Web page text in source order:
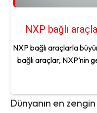
NXP bağlı
NXP bağlı araçlarla
bağlı araçlar, NXP’nin
Dünyanın en zengin